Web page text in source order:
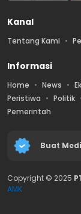
Kanal
Tentang Kami
Informasi
Home News
Peristiwa
Politik
Pemerintah
Buat
Copyright © 2025
AMK